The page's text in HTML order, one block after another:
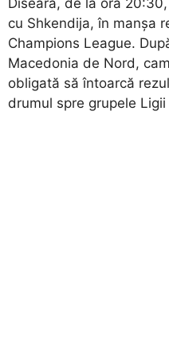
Diseară, de la ora
cu Shkendija, în manșa
Champions League.
Macedonia de Nord,
obligată să întoarcă
drumul spre grupele Ligii